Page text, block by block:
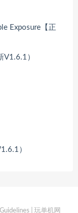
Exposure【正
）
| 玩单机网